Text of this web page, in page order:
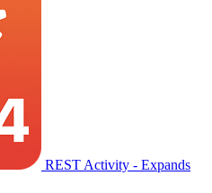
REST Activity - Expands